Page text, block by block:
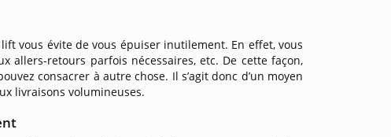
vous évite de vous épuiser inutilement. En effet, vous
allers-retours parfois nécessaires, etc. De cette façon,
consacrer à autre chose. Il s’agit donc d’un moyen
livraisons volumineuses.